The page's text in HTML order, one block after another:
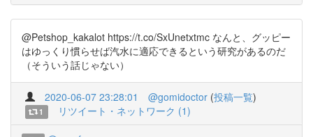
@Petshop_kakalot https://t.co/SxUnetxtmc なんと、グッピー
はゆっくり慣らせば汽水に適応できるという研究があるのだ
（そういう話じゃない）
2020-06-07 23:28:01 @gomidoctor (投稿一覧)
1 リツイート・ネットワーク (1)